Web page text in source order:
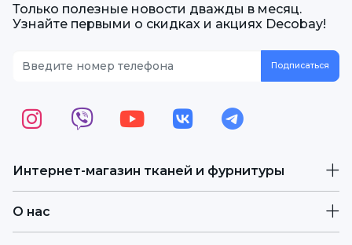
Интернет-магазин тканей и фурнитуры
О нас
Только полезные новости дважды в месяц.
Узнайте первыми о скидках и акциях Decobay!